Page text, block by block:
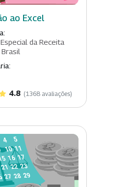
ao Excel
da Receita
4.8 (1368 avaliações)